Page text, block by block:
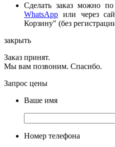
Сделать заказ можно
WhatsApp или через
Корзину" (без
закрыть
Заказ принят.
Мы вам позвоним. Спасибо.
Запрос цены
Ваше имя
Номер телефона